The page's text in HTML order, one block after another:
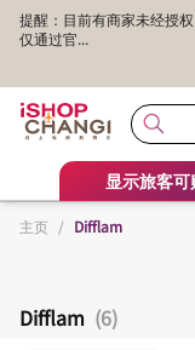
提醒：目前有商家未经授
仅通过官...
显示旅客
主页 / Difflam
Difflam (6)